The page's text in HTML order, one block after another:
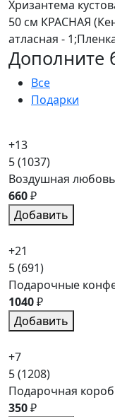
Хризантема
50 см КРАСНАЯ
атласная -
Дополните
Все
Подарки
+13
5(1037)
Воздушная любовь
660₽
Добавить
+21
5(691)
Подарочные
1040₽
Добавить
+7
5(1208)
Подарочная
350₽